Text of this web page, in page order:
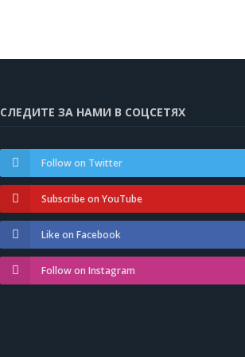
СЛЕДИТЕ ЗА НАМИ В СОЦСЕТЯХ
Follow on Twitter
Subscribe on YouTube
Like on Facebook
Follow on Instagram